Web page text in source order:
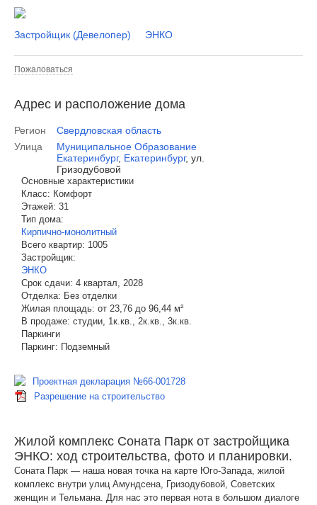
Застройщик (Девелопер) ЭНКО
Пожаловаться
Адрес и расположение дома
Регион
Свердловская область
Улица
Муниципальное Образование
Екатеринбург, Екатеринбург, ул.
Гризодубовой
Основные характеристики
Класс: Комфорт
Этажей: 31
Тип дома:
Кирпично-монолитный
Всего квартир: 1005
Застройщик:
ЭНКО
Срок сдачи: 4 квартал, 2028
Отделка: Без отделки
Жилая площадь: от 23,76 до 96,44 м²
В продаже: студии, 1к.кв., 2к.кв., 3к.кв.
Паркинги
Паркинг: Подземный
Проектная декларация №66-001728
Разрешение на строительство
Жилой комплекс Соната Парк от застройщика
ЭНКО: ход строительства, фото и планировки.
Соната Парк — наша новая точка на карте Юго-Запада, жилой
комплекс внутри улиц Амундсена, Гризодубовой, Советских
женщин и Тельмана. Для нас это первая нота в большом диалоге